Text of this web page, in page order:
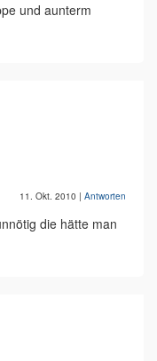
und aunterm
11. Okt. 2010 | Antworten
die hätte man